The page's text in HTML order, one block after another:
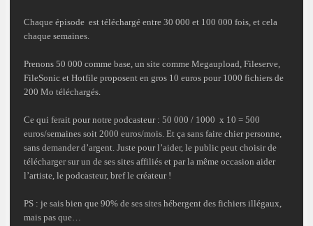
Chaque épisode est téléchargé entre 30 000 et 100 000 fois, et cela
chaque semaines.
Prenons 50 000 comme base, un site comme Megaupload, Fileserve,
FileSonic et Hotfile proposent en gros 10 euros pour 1000 fichiers de
200 Mo téléchargés.
Ce qui ferait pour notre podcasteur : 50 000 / 1000 x 10 = 500
euros/semaines soit 2000 euros/mois. Et ça sans faire chier personne,
sans demander d’argent. Juste pour l’aider, le public peut choisir de
télécharger sur un de ses sites affiliés et par la même occasion aider
l’artiste, le podcasteur, bref le créateur !
PS : je sais bien que 90% de ses sites hébergent des fichiers illégaux,
mais pas que…